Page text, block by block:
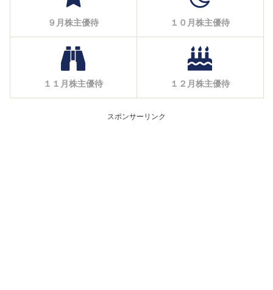
９月株主優待 １０月株主優待
１１月株主優待 １２月株主優待
スポンサーリンク